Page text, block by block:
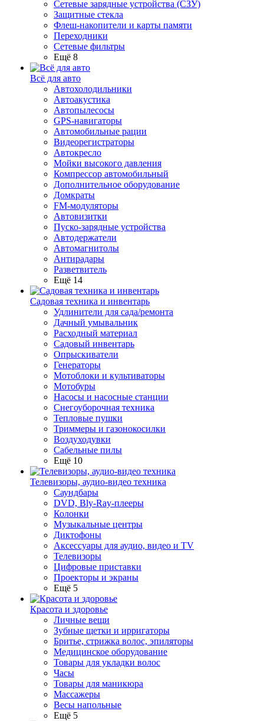
Сетевые зарядные устройства (СЗУ)
Защитные стекла
Флеш-накопители и карты памяти
Переходники
Сетевые фильтры
Ещё 8
Всё для авто
Автохолодильники
Автоакустика
Автопылесосы
GPS-навигаторы
Автомобильные рации
Видеорегистраторы
Автокресло
Мойки высокого давления
Компрессор автомобильный
Дополнительное оборудование
Домкраты
FM-модуляторы
Автовизитки
Пуско-зарядные устройства
Автодержатели
Автомагнитолы
Антирадары
Разветвитель
Ещё 14
Садовая техника и инвентарь
Удлинители для сада/ремонта
Дачный умывальник
Расходный материал
Садовый инвентарь
Опрыскиватели
Генераторы
Мотоблоки и культиваторы
Мотобуры
Насосы и насосные станции
Снегоуборочная техника
Тепловые пушки
Триммеры и газонокосилки
Воздуходувки
Сабельные пилы
Ещё 10
Телевизоры, аудио-видео техника
Саундбары
DVD, Bly-Ray-плееры
Колонки
Музыкальные центры
Диктофоны
Аксессуары для аудио, видео и TV
Телевизоры
Цифровые приставки
Проекторы и экраны
Ещё 5
Красота и здоровье
Личные вещи
Зубные щетки и ирригаторы
Бритье, стрижка волос, эпиляторы
Медицинское оборудование
Товары для укладки волос
Часы
Товары для маникюра
Массажеры
Весы напольные
Ещё 5